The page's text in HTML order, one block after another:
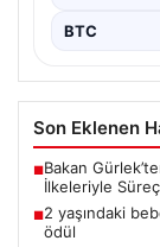
BTC
Son Eklenen
■Bakan
İlkeleriyle
■2 yaşındaki
ödül